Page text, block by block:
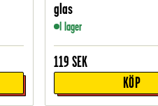
glas
I lager
119 SEK
KÖP